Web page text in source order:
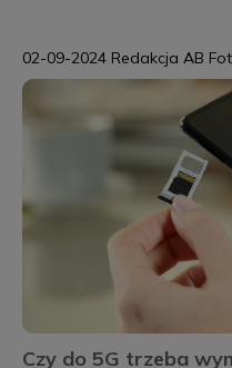
Czy do 5G trzeba
02-09-2024 Redakcja AB